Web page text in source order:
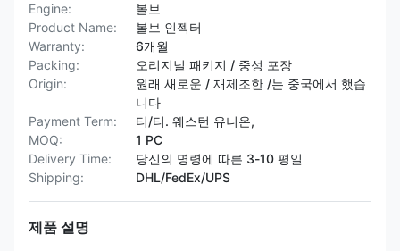
Engine:
볼브
Product Name:
볼브 인젝터
Warranty:
6개월
Packing:
오리지널 패키지 / 중성 포장
Origin:
원래 새로운 / 재제조한 /는 중국에서 했습
니다
Payment Term:
티/티. 웨스턴 유니온,
MOQ:
1 PC
Delivery Time:
당신의 명령에 따른 3-10 평일
Shipping:
DHL/FedEx/UPS
제품 설명